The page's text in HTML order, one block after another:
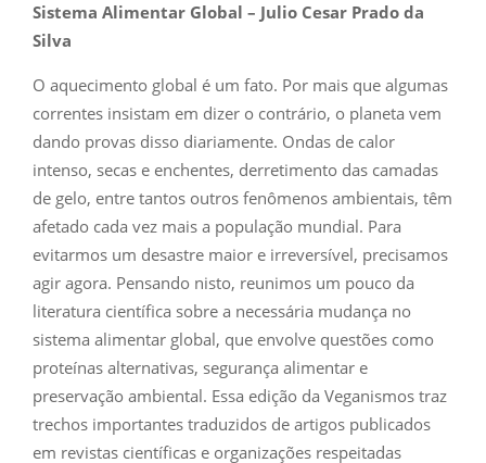
Sistema Alimentar Global – Julio Cesar Prado da
Silva
O aquecimento global é um fato. Por mais que algumas
correntes insistam em dizer o contrário, o planeta vem
dando provas disso diariamente. Ondas de calor
intenso, secas e enchentes, derretimento das camadas
de gelo, entre tantos outros fenômenos ambientais, têm
afetado cada vez mais a população mundial. Para
evitarmos um desastre maior e irreversível, precisamos
agir agora. Pensando nisto, reunimos um pouco da
literatura científica sobre a necessária mudança no
sistema alimentar global, que envolve questões como
proteínas alternativas, segurança alimentar e
preservação ambiental. Essa edição da Veganismos traz
trechos importantes traduzidos de artigos publicados
em revistas científicas e organizações respeitadas